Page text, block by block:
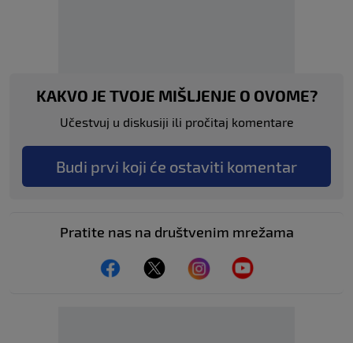
KAKVO JE TVOJE MIŠLJENJE O OVOME?
Učestvuj u diskusiji ili pročitaj komentare
Budi prvi koji će ostaviti komentar
Pratite nas na društvenim mrežama